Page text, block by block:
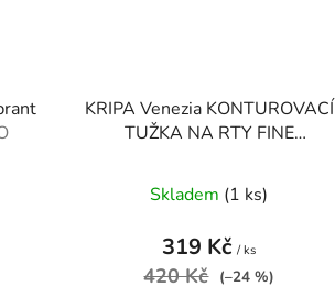
KRIPA Venezia KONTUROVACÍ
TUŽKA NA RTY FINE
Skladem (1 ks)
319 Kč/ ks
420 Kč (–24 %)